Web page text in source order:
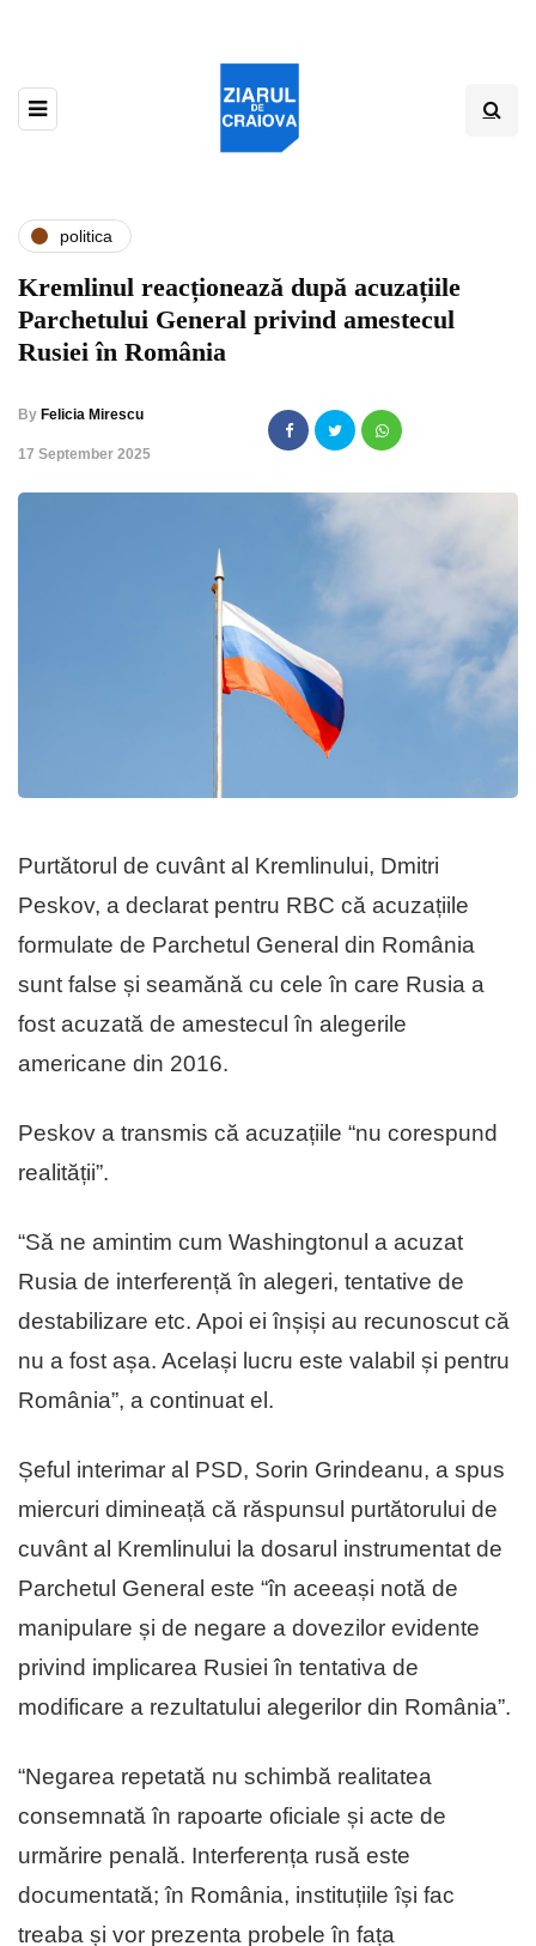
politica
Kremlinul reacționează după acuzațiile
Parchetului General privind amestecul
Rusiei în România
By Felicia Mirescu
,17 September 2025
Purtătorul de cuvânt al Kremlinului, Dmitri
Peskov, a declarat pentru RBC că acuzațiile
formulate de Parchetul General din România
sunt false și seamănă cu cele în care Rusia a
fost acuzată de amestecul în alegerile
americane din 2016.
Peskov a transmis că acuzațiile “nu corespund
realității”.
“Să ne amintim cum Washingtonul a acuzat
Rusia de interferență în alegeri, tentative de
destabilizare etc. Apoi ei înșiși au recunoscut că
nu a fost așa. Același lucru este valabil și pentru
România”, a continuat el.
Șeful interimar al PSD, Sorin Grindeanu, a spus
miercuri dimineață că răspunsul purtătorului de
cuvânt al Kremlinului la dosarul instrumentat de
Parchetul General este “în aceeași notă de
manipulare și de negare a dovezilor evidente
privind implicarea Rusiei în tentativa de
modificare a rezultatului alegerilor din România”.
“Negarea repetată nu schimbă realitatea
consemnată în rapoarte oficiale și acte de
urmărire penală. Interferența rusă este
documentată; în România, instituțiile își fac
treaba și vor prezenta probele în fața